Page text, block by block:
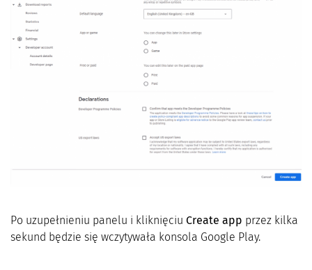
Po uzupełnieniu panelu i kliknięciu Create app przez kilka
sekund będzie się wczytywała konsola Google Play.